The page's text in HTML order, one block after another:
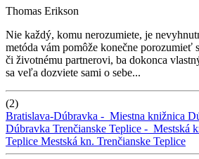
Thomas Erikson
Nie každý, komu nerozumiete, je
metóda vám pomôže konečne porozumieť
či životnému partnerovi, ba dokonca
sa veľa dozviete sami o sebe...
(2)
Bratislava-Dúbravka - Miestna knižnica
Dúbravka Trenčianske Teplice - Mestská
Teplice Mestská kn. Trenčianske Teplice